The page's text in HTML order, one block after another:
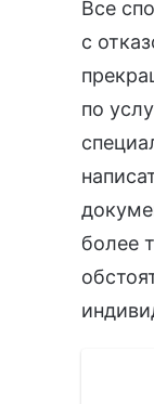
Все
с
по
более